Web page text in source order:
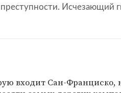
Исчезающий
входит Сан-Франциско,